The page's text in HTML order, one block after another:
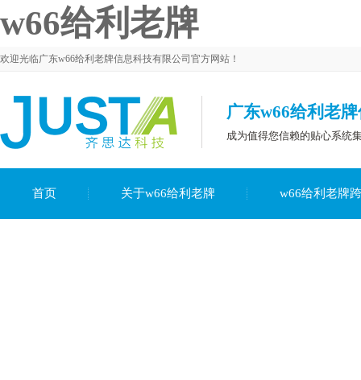
w66给利老牌
欢迎光临广东w66给利老牌信息科技有限公司官方网站！
广东w66给利老
成为值得您信赖的贴心系统
首页 关于w66给利老牌 w66给利老牌